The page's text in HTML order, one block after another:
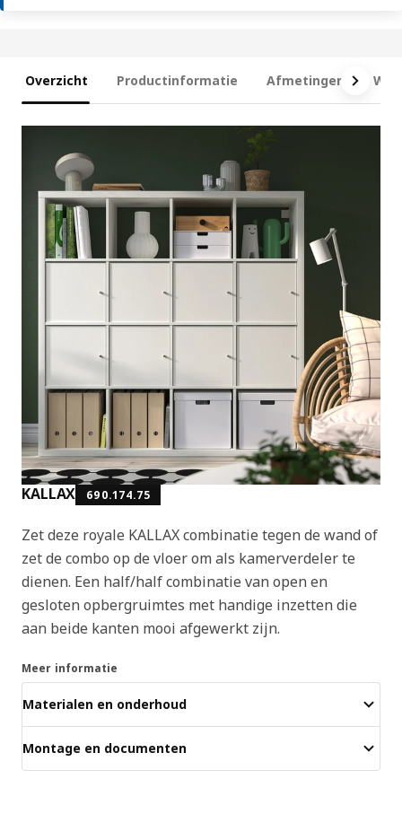
Overzicht Productinformatie Afmetingen
KALLAX 690.174.75
Zet deze royale KALLAX combinatie tegen de wand of
zet de combo op de vloer om als kamerverdeler te
dienen. Een half/half combinatie van open en
gesloten opbergruimtes met handige inzetten die
aan beide kanten mooi afgewerkt zijn.
Meer informatie
Materialen en onderhoud
Montage en documenten